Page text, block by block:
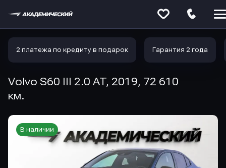
2 платежа по кредиту в подарок Гарантия 2 года
Volvo S60 III 2.0 AT, 2019, 72 610
км.
В наличии